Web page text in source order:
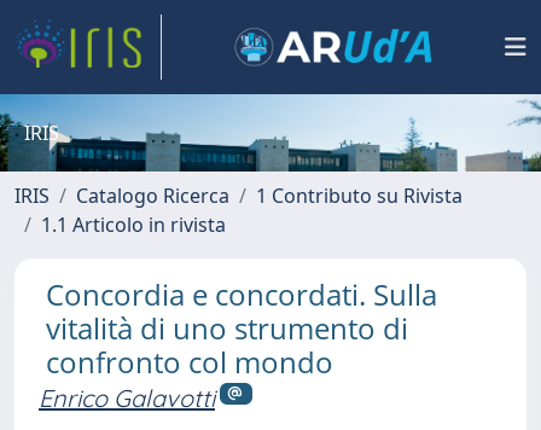
IRIS
IRIS Catalogo Ricerca
1 Contributo su Rivista
1.1 Articolo in rivista
Concordia e concordati. Sulla
vitalità di uno strumento di
confronto col mondo
Enrico Galavotti